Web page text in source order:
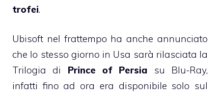
trofei.
Ubisoft nel frattempo ha anche annunciato
che lo stesso giorno in Usa sarà rilasciata la
Trilogia di Prince of Persia su Blu-Ray,
infatti fino ad ora era disponibile solo sul